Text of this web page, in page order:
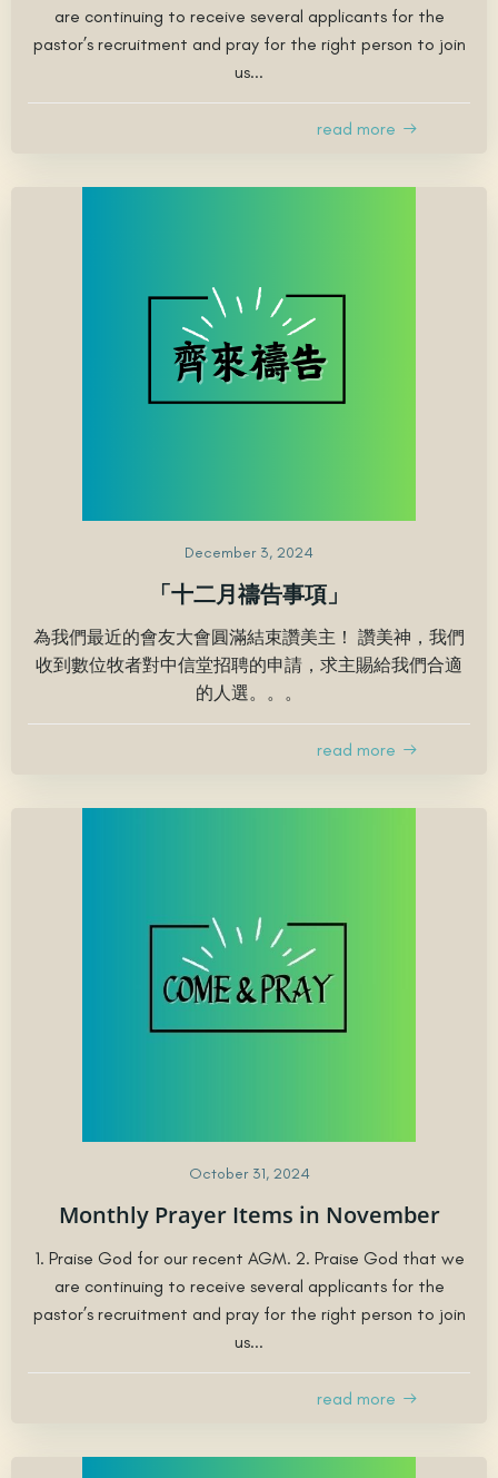
are continuing to receive several applicants for the
pastor’s recruitment and pray for the right person to join
us...
read more
December 3, 2024
「十二月禱告事項」
為我們最近的會友大會圓滿結束讚美主！ 讚美神，我們
收到數位牧者對中信堂招聘的申請，求主賜給我們合適
的人選。。。
read more
October 31, 2024
Monthly Prayer Items in November
1. Praise God for our recent AGM. 2. Praise God that we
are continuing to receive several applicants for the
pastor’s recruitment and pray for the right person to join
us...
read more